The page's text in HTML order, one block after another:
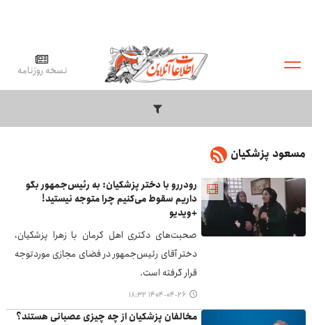
نسخه روزنامه
مسعود پزشکیان
رودررو با دختر پزشکیان: به رئیس‌جمهور بگو
داریم سقوط می‌کنیم چرا متوجه نیستید!
+ویدیو
صحبت‌های دکتری اهل کرمان با زهرا پزشکیان،
دختر آقای رئیس‌جمهور در فضای مجازی موردتوجه
قرار گرفته است.
۱۴۰۴-۰۴-۲۶ ۱۸:۳۲
مخالفان پزشکیان از چه چیزی عصبانی هستند؟